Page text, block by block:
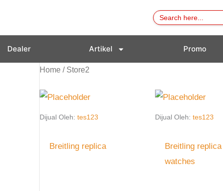
Search
for:
Dealer Artikel Promo
Home / Store2
Dijual Oleh: tes123
Breitling replica
Dijual Oleh: tes123
Breitling replica
watches